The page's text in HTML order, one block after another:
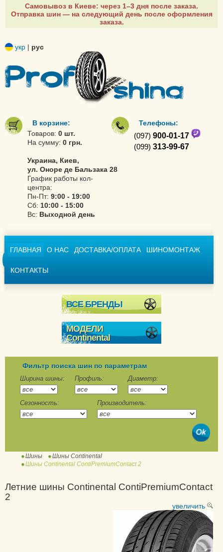
Самовывоз в Киеве: через 1–3 дня после заказа.
Отправка шин — на следующий день после оформления
заказа.
укр | рус
В корзине:
Товаров: 0 шт.
На сумму: 0 грн.
Украина, Киев,
ул. Оноре де Бальзака 28
График работы кол-
центра:
Пн-Пт: 9:00 - 19:00
Сб: 10:00 - 15:00
Вс: Выходной день
Телефоны:
(097) 900-01-17
(099) 313-99-67
ГЛАВНАЯ О НАС ДОСТАВКА/ОПЛАТА ШИНОМОНТАЖ
КОНТАКТЫ
ВСЕ БРЕНДЫ
МОДЕЛИ
Continental
ContiCrossContact
Winter
ContiVikingContact 6
ContiVikingContact 6
SUV
ContiWinterContact TS
ContiWinterContact TS
ContiWinterContact TS
Фильтр поиска шин по параметрам
Ширина шины: Профиль: Диаметр:
Сезонность: Производитель:
Шины
Шины Continental
Шины Continental ContiPremiumContact 2
Летние шины Continental ContiPremiumContact
2
увеличить